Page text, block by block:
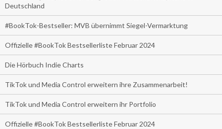
Deutschland
#BookTok-Bestseller: MVB übernimmt Siegel-Vermarktung
Offizielle #BookTok Bestsellerliste Februar 2024
Die Hörbuch Indie Charts
TikTok und Media Control erweitern ihre Zusammenarbeit!
TikTok und Media Control erweitern ihr Portfolio
Offizielle #BookTok Bestsellerliste Februar 2024